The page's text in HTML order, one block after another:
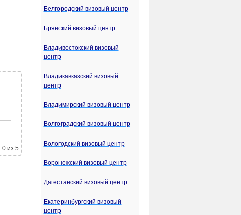
0из 5
Белгородский визовый центр
Брянский визовый центр
Владивостокский визовый
центр
Владикавказский визовый
центр
Владимирский визовый центр
Волгоградский визовый центр
Вологодский визовый центр
Воронежский визовый центр
Дагестанский визовый центр
Екатеринбургский визовый
центр